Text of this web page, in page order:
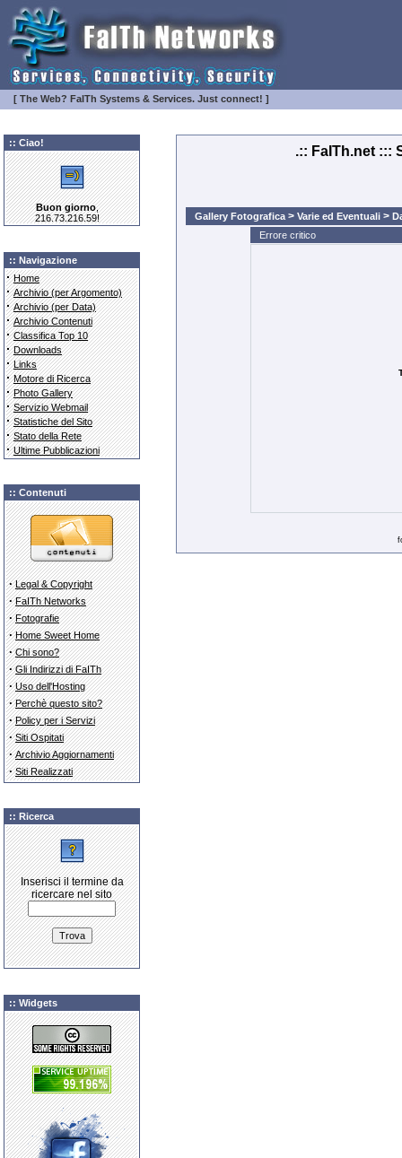
[ The Web? FaITh Systems & Services. Just connect! ]
:: Ciao!
Buon giorno,
216.73.216.59!
:: Navigazione
· Home
· Archivio (per Argomento)
· Archivio (per Data)
· Archivio Contenuti
· Classifica Top 10
· Downloads
· Links
· Motore di Ricerca
· Photo Gallery
· Servizio Webmail
· Statistiche del Sito
· Stato della Rete
· Ultime Pubblicazioni
:: Contenuti
· Legal & Copyright
· FaITh Networks
· Fotografie
· Home Sweet Home
· Chi sono?
· Gli Indirizzi di FaITh
· Uso dell'Hosting
· Perchè questo sito?
· Policy per i Servizi
· Siti Ospitati
· Archivio Aggiornamenti
· Siti Realizzati
:: Ricerca
Inserisci il termine da
ricercare nel sito
:: Widgets
.:: FaITh.net :::
Gallery Fotografica> Varie ed Eventuali>
Errore critico